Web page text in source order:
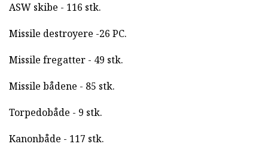
ASW skibe - 116 stk.
Missile destroyere -26 PC.
Missile fregatter - 49 stk.
Missile bådene - 85 stk.
Torpedobåde - 9 stk.
Kanonbåde - 117 stk.